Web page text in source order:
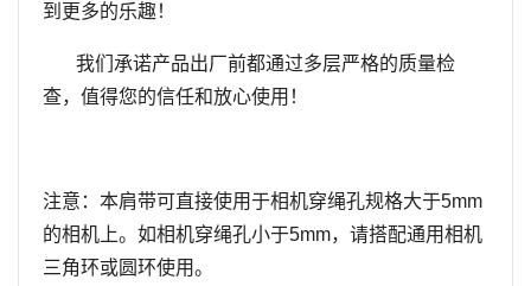
到更多的乐趣！
我们承诺产品出厂前都通过多层严格的质量检
查，值得您的信任和放心使用！
注意：本肩带可直接使用于相机穿绳孔规格大于5mm
的相机上。如相机穿绳孔小于5mm，请搭配通用相机
三角环或圆环使用。